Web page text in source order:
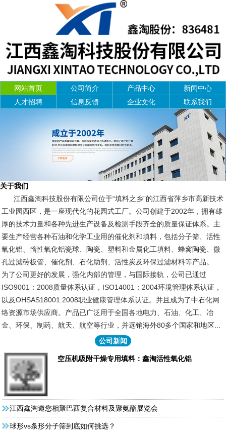
网站首页 公司简介 产品中心
新闻中心
人才招聘
信息反馈 企业文化 联系我们
关于我们
江西鑫淘科技股份有限公司位于“填料之乡”的江西省萍乡市高新技术
工业园西区，是一座现代化的花园式工厂。公司创建于2002年，拥有雄
厚的技术力量和各种先进生产设备及检测手段齐全的质量保证体系。主
要生产经营各种石油和化学工业用的催化剂和填料，包括分子筛、活性
氧化铝、惰性氧化铝瓷球、陶瓷、塑料和金属化工填料、蜂窝陶瓷、微
孔过滤砖板管、催化剂、石化助剂、活性炭及环保过滤材料等产品。
为了公司更好的发展，强化内部的管理，与国际接轨，公司已通过
ISO9001：2008质量体系认证，ISO14001：2004环境管理体系认证，
以及OHSAS18001:2008职业健康管理体系认证。并且成为了中石化网
络资源市场供应商。产品已广泛用于全国各地电力、石油、化工、冶
金、环保、制药、航天、航空等行业，并远销海外80多个国家和地区...
公司新闻
空压机吸附干燥专用填料：鑫淘活性氧化铝
江西鑫淘邀您相聚巴西复合材料及聚氨酯展览会
球形vs条形分子筛到底如何挑选？